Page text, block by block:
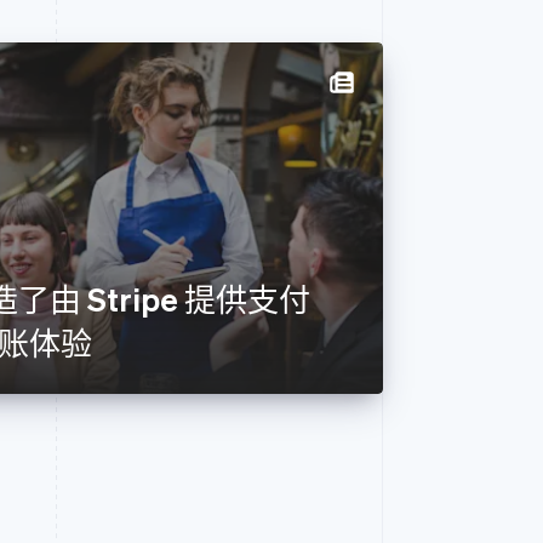
了由 Stripe 提供支付
体验